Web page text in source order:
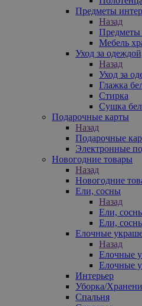
Предметы
Назад
Предметы
Мебель
Уход за
Назад
Уход за
Глажка
Стирка
Сушка
Подарочные карты
Назад
Подарочные
Электронные
Новогодние товары
Назад
Новогодние
Ели, сосны
Назад
Ели,
Ели,
Елочные
Назад
Елочные
Елочные
Интерьер
Уборка/
Спальня